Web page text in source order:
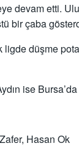
devam etti.
bir çaba
düşme
ise
Hasan Ok